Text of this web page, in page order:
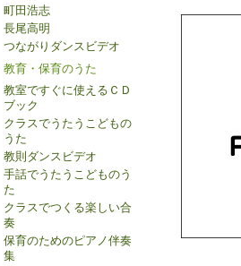
町田浩志
長尾高明
つながりダンスビデオ
教育・保育のうた
教室ですぐに使えるＣＤ
ブック
クラスでうたうこどもの
うた
教則ダンスビデオ
手話でうたうこどものう
た
クラスでつくる楽しい合
奏
保育のためのピアノ伴奏
集